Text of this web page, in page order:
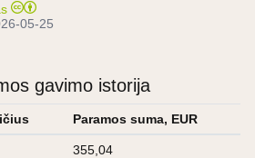
05-25
gavimo istorija
Paramos suma, EUR
355,04